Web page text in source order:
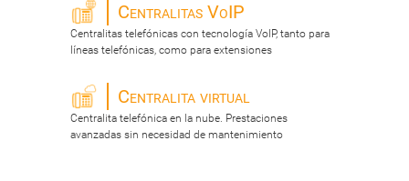
Centralitas VoIP
Centralitas telefónicas con tecnología VoIP, tanto para
líneas telefónicas, como para extensiones
Centralita virtual
Centralita telefónica en la nube. Prestaciones
avanzadas sin necesidad de mantenimiento